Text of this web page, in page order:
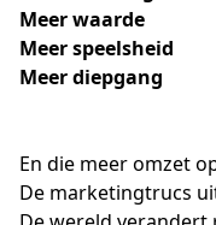
Meer waarde
Meer speelsheid
Meer diepgang
En die meer omzet
De marketingtrucs